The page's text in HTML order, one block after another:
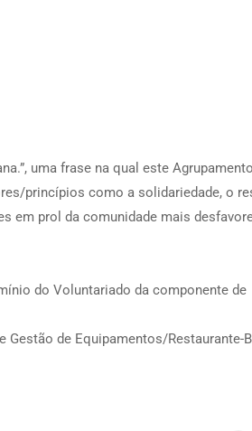
uma frase na qual este
princípios como a solidariedade, o
em prol da comunidade mais
do Voluntariado da componente de
de Equipamentos/Restaurante-